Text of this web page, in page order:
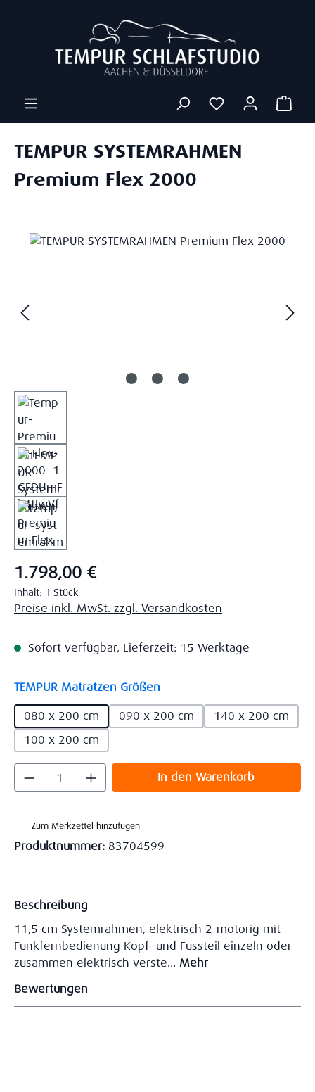
TEMPUR SYSTEMRAHMEN
Premium Flex 2000
Bildergalerie überspringen
Regulärer Preis:
1.798,00 €
Inhalt: 1 Stück
Preise inkl. MwSt. zzgl. Versandkosten
Sofort verfügbar, Lieferzeit: 15 Werktage
TEMPUR Matratzen Größen
080 x 200 cm
090 x 200 cm
140 x 200 cm
100 x 200 cm
Produkt Anzahl: Gib den gewünschten
In den Warenkorb
Zum Merkzettel hinzufügen
Produktnummer: 83704599
Beschreibung
11,5 cm Systemrahmen, elektrisch 2-motorig mit
Funkfernbedienung Kopf- und Fussteil einzeln oder
zusammen elektrisch verste… Mehr
Bewertungen